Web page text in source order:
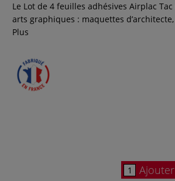
Le Lot de 4 feuilles adhésives Airplac
arts graphiques : maquettes
Plus